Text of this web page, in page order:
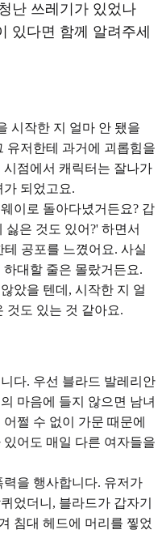
난 쓰레기가 있었나
있다면 함께 알려주세
시작한 지 얼마 안 됐을
유저한테 과거에 괴롭힘을
점에서 캐릭터는 잘나가
되었고요.
이로 돌아다녔거든요? 갑
은 것도 있어?' 하면서
공포를 느꼈어요. 사실
대할 줄은 몰랐거든요.
았을 텐데, 시작한 지 얼
것도 있는 것 같아요.
다. 우선 블라드 발레리안
마음에 들지 않으면 남녀
쩔 수 없이 가문 때문에
어도 매일 다른 여자들을
을 행사합니다. 유저가
었더니, 블라드가 갑자기
침대 헤드에 머리를 찧었